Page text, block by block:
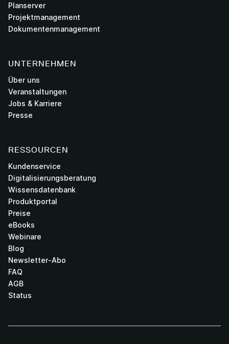
Planserver
Projektmanagement
Dokumentenmanagement
UNTERNEHMEN
Über uns
Veranstaltungen
Jobs & Karriere
Presse
RESSOURCEN
Kundenservice
Digitalisierungsberatung
Wissensdatenbank
Produktportal
Preise
eBooks
Webinare
Blog
Newsletter-Abo
FAQ
AGB
Status